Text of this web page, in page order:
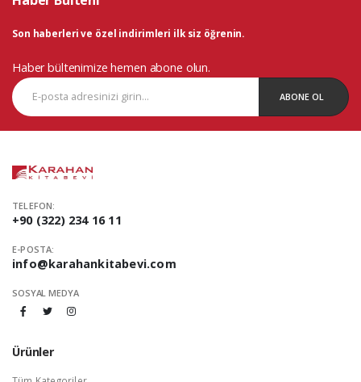
Son haberleri ve özel indirimleri ilk siz öğrenin.
Haber bültenimize hemen abone olun.
ABONE OL
TELEFON:
+90 (322) 234 16 11
E-POSTA:
info@karahankitabevi.com
SOSYAL MEDYA
Ürünler